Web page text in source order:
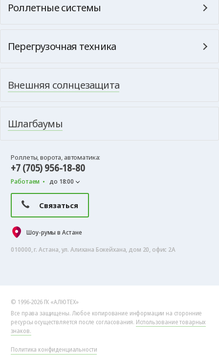
Роллетные системы
Перегрузочная техника
Внешняя солнцезащита
Шлагбаумы
Роллеты, ворота, автоматика:
+7 (705) 956-18-80
Работаем до 18:00
Связаться
Шоу-румы в Астане
010000, г. Астана, ул. Алихана Бокейхана, дом 20, офис 2А
© 1996-2026 ГК «АЛЮТЕХ»
Все права защищены. Любое копирование информации на сторонние
ресурсы осуществляется после согласования. Использование товарных
знаков.
Политика конфиденциальности